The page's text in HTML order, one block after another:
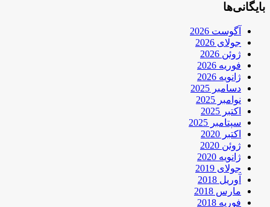
بایگانی‌ها
آگوست 2026
جولای 2026
ژوئن 2026
فوریه 2026
ژانویه 2026
دسامبر 2025
نوامبر 2025
اکتبر 2025
سپتامبر 2025
اکتبر 2020
ژوئن 2020
ژانویه 2020
جولای 2019
آوریل 2018
مارس 2018
فوریه 2018